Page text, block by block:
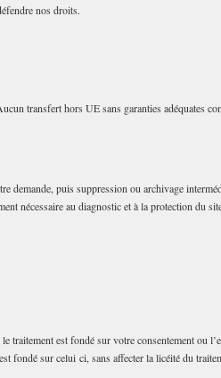
nos droits.
transfert hors UE sans garanties adéquates
demande, puis suppression ou archivage
nécessaire au diagnostic et à la protection du
traitement est fondé sur votre consentement ou
fondé sur celui ci, sans affecter la licéité du